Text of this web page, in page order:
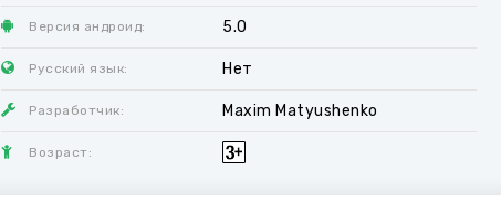
Версия андроид: 5.0
Русский язык: Нет
Разработчик: Maxim Matyushenko
Возраст: